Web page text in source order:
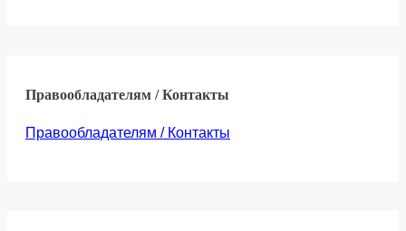
Правообладателям / Контакты
Правообладателям / Контакты